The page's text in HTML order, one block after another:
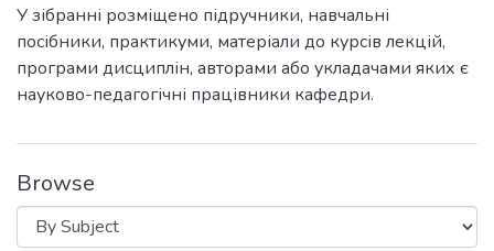
У зібранні розміщено підручники, навчальні
посібники, практикуми, матеріали до курсів лекцій,
програми дисциплін, авторами або укладачами яких є
науково-педагогічні працівники кафедри.
Browse